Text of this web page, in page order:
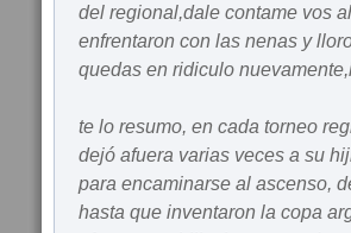
del regional,dale contame vos
enfrentaron con las nenas y
quedas en ridiculo
te lo resumo, en cada torneo
dejó afuera varias veces a su
para encaminarse al ascenso,
hasta que inventaron la copa